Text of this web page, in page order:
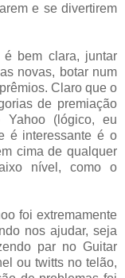
e se divertirem
é bem clara, juntar
novas, botar num
Claro que o
de premiação
(lógico, eu
é interessante é o
cima de qualquer
nível, como o
foi extremamente
nos ajudar, seja
par no Guitar
ou twitts no telão,